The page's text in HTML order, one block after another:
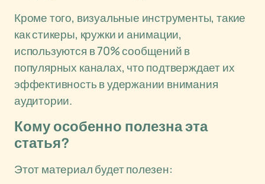
Кроме того, визуальные инструменты, такие
как стикеры, кружки и анимации,
используются в 70% сообщений в
популярных каналах, что подтверждает их
эффективность в удержании внимания
аудитории.
Кому особенно полезна эта
статья?
Этот материал будет полезен: